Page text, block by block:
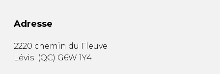
Adresse
2220 chemin du Fleuve
Lévis (QC) G6W 1Y4